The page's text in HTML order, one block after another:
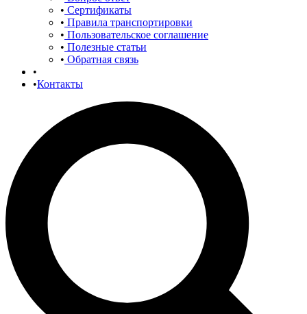
Сертификаты
Правила транспортировки
Пользовательское соглашение
Полезные статьи
Обратная связь
Контакты